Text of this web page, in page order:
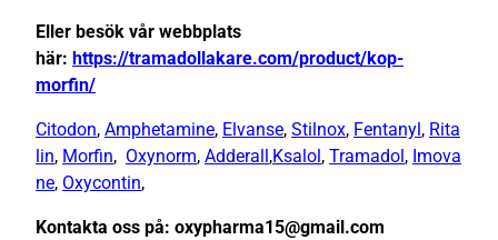
Eller besök vår webbplats
här: https://tramadollakare.com/product/kop-
morfin/
Citodon, Amphetamine, Elvanse, Stilnox, Fentanyl , Rita
lin, Morfin, Oxynorm, Adderall ,Ksalol , Tramadol , Imova
ne, Oxycontin,
Kontakta oss på: oxypharma15@gmail.com